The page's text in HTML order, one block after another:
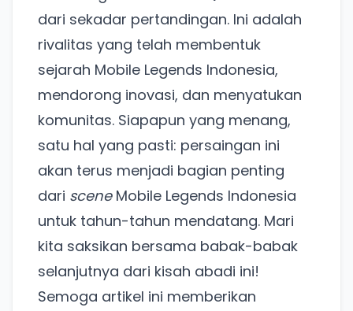
dari sekadar pertandingan. Ini adalah
rivalitas yang telah membentuk
sejarah Mobile Legends Indonesia,
mendorong inovasi, dan menyatukan
komunitas. Siapapun yang menang,
satu hal yang pasti: persaingan ini
akan terus menjadi bagian penting
dari sceneMobile Legends Indonesia
untuk tahun-tahun mendatang. Mari
kita saksikan bersama babak-babak
selanjutnya dari kisah abadi ini!
Semoga artikel ini memberikan